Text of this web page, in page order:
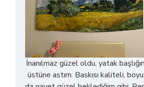
İnanılmaz güzel oldu, yatak
üstüne astım. Baskısı kaliteli,